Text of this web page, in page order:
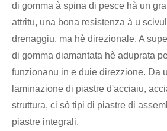
di gomma à spina di pesce hà un
attritu, una bona resistenza à u
drenaggiu, ma hè direzionale. A
di gomma diamantata hè aduprata
funzionanu in e duie direzzione. Da
laminazione di piastre d'acciaiu,
struttura, ci sò tipi di piastre di
piastre integrali.